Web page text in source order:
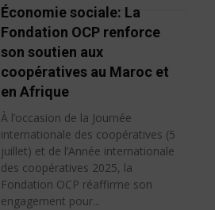
Économie sociale: La
Fondation OCP renforce
son soutien aux
coopératives au Maroc et
en Afrique
À l’occasion de la Journée
internationale des coopératives (5
juillet) et de l’Année internationale
des coopératives 2025, la
Fondation OCP réaffirme son
engagement pour...